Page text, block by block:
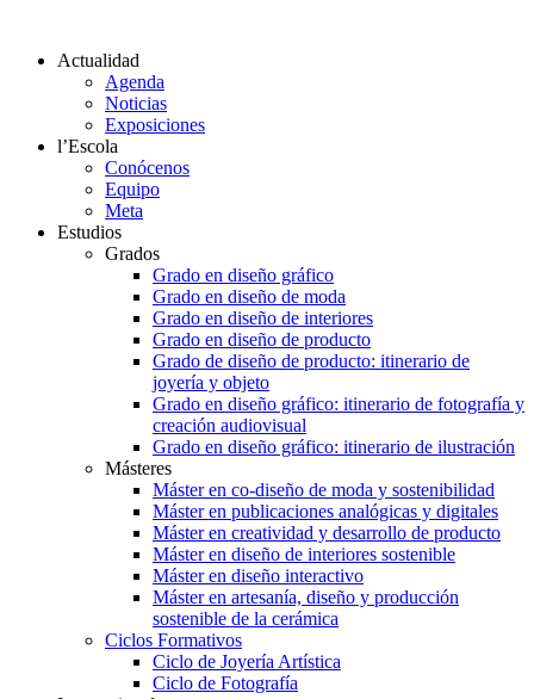
Actualidad
Agenda
Noticias
Exposiciones
l’Escola
Conócenos
Equipo
Meta
Estudios
Grados
Grado en diseño gráfico
Grado en diseño de moda
Grado en diseño de interiores
Grado en diseño de producto
Grado de diseño de producto: itinerario de
joyería y objeto
Grado en diseño gráfico: itinerario de fotografía y
creación audiovisual
Grado en diseño gráfico: itinerario de ilustración
Másteres
Máster en co-diseño de moda y sostenibilidad
Máster en publicaciones analógicas y digitales
Máster en creatividad y desarrollo de producto
Máster en diseño de interiores sostenible
Máster en diseño interactivo
Máster en artesanía, diseño y producción
sostenible de la cerámica
Ciclos Formativos
Ciclo de Joyería Artística
Ciclo de Fotografía